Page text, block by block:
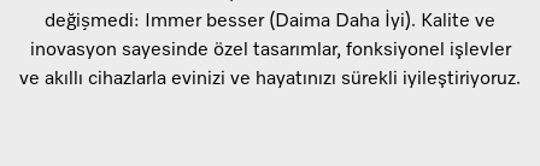
değișmedi: Immer besser (Daima Daha İyi). Kalite ve
inovasyon sayesinde özel tasarımlar, fonksiyonel işlevler
ve akıllı cihazlarla evinizi ve hayatınızı sürekli iyileştiriyoruz.